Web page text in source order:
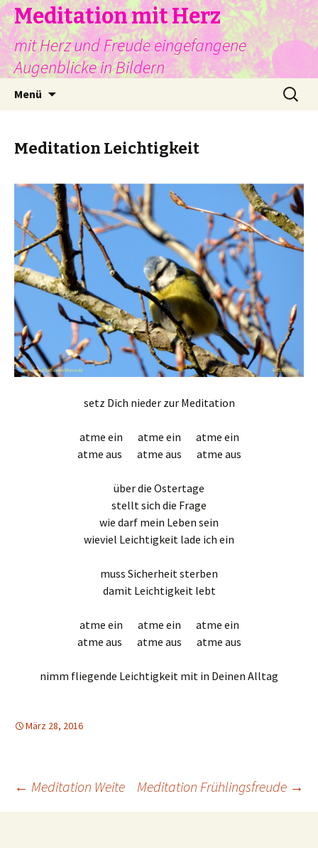
Meditation mit Herz
mit Herz und Freude eingefangene
Augenblicke in Bildern
Menü
Suche
nach:
Meditation Leichtigkeit
setz Dich nieder zur Meditation
atme ein atme ein atme ein
atme aus atme aus atme aus
über die Ostertage
stellt sich die Frage
wie darf mein Leben sein
wieviel Leichtigkeit lade ich ein
muss Sicherheit sterben
damit Leichtigkeit lebt
atme ein atme ein atme ein
atme aus atme aus atme aus
nimm fliegende Leichtigkeit mit in Deinen Alltag
März 28, 2016
Beitrags-
← Meditation Weite Meditation Frühlingsfreude →